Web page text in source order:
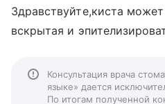
Здравствуйте,киста
вскрытая и
Консультация врача
языке» дается
По итогам полученной